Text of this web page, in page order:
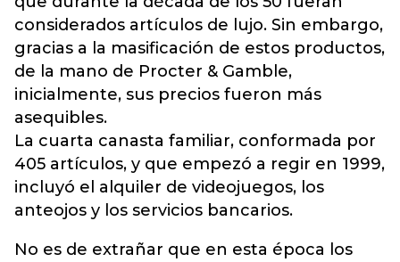
considerados artículos de lujo. Sin embargo,
gracias a la masificación de estos productos,
de la mano de Procter & Gamble,
inicialmente, sus precios fueron más
asequibles.
La cuarta canasta familiar, conformada por
405 artículos, y que empezó a regir en 1999,
incluyó el alquiler de videojuegos, los
anteojos y los servicios bancarios.
No es de extrañar que en esta época los